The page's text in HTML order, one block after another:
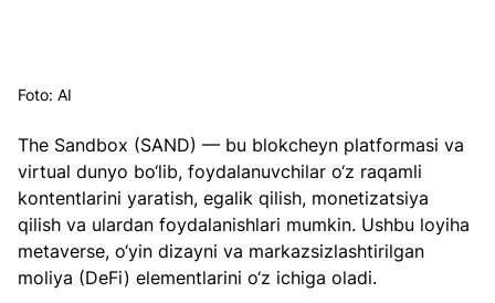
Foto: AI
The Sandbox (SAND) — bu blokcheyn platformasi va
virtual dunyo bo‘lib, foydalanuvchilar o‘z raqamli
kontentlarini yaratish, egalik qilish, monetizatsiya
qilish va ulardan foydalanishlari mumkin. Ushbu loyiha
metaverse, o‘yin dizayni va markazsizlashtirilgan
moliya (DeFi) elementlarini o‘z ichiga oladi.